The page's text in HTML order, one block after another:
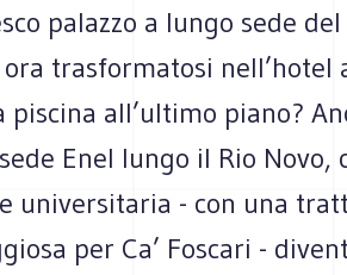
palazzo a lungo sede
trasformatosi nell’hotel
all’ultimo piano?
Enel lungo il Rio Novo,
universitaria - con una
per Ca’ Foscari -